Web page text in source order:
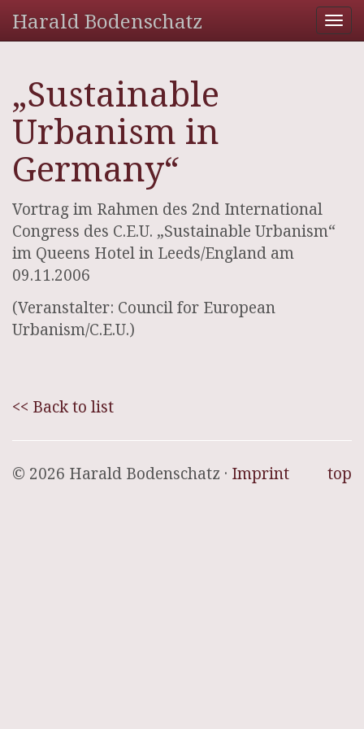
Harald Bodenschatz
„Sustainable
Urbanism in
Germany“
Vortrag im Rahmen des 2nd International
Congress des C.E.U. „Sustainable Urbanism“
im Queens Hotel in Leeds/England am
09.11.2006
(Veranstalter: Council for European
Urbanism/C.E.U.)
<< Back to list
top
© 2026 Harald Bodenschatz · Imprint